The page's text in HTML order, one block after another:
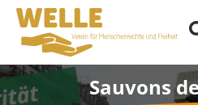
Sauvons